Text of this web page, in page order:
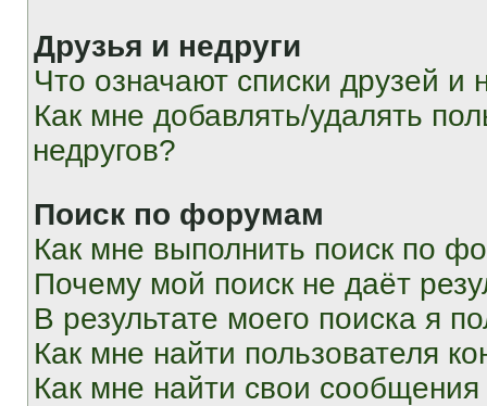
Друзья и недруги
Что означают списки друзей и
Как мне добавлять/удалять
недругов?
Поиск по форумам
Как мне выполнить поиск по
Почему мой поиск не даёт
В результате моего поиска я
Как мне найти пользователя
Как мне найти свои